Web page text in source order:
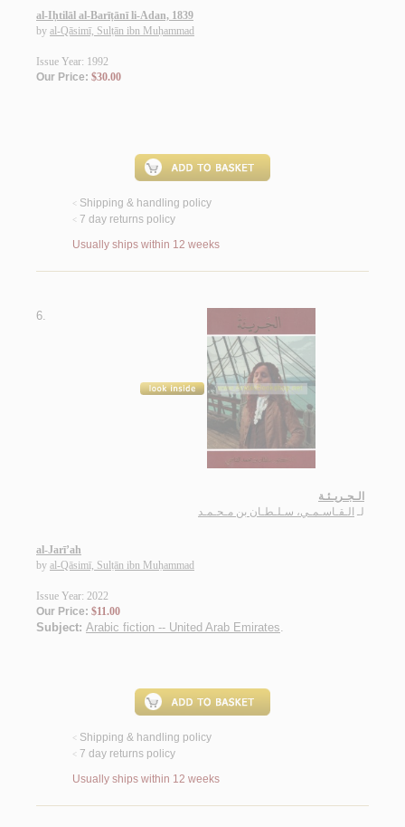
al-Iḥtilāl al-Barīṭānī li-Adan, 1839
by al-Qāsimī, Sulṭān ibn Muḥammad
Issue Year: 1992
Our Price: $30.00
< Shipping & handling policy
< 7 day returns policy
Usually ships within 12 weeks
6.
الـجـريـئـة
لـ الـقـاسـمـي، سـلـطـان بن مـحـمـد
al-Jarī’ah
by al-Qāsimī, Sulṭān ibn Muḥammad
Issue Year: 2022
Our Price: $11.00
Subject: Arabic fiction -- United Arab Emirates.
< Shipping & handling policy
< 7 day returns policy
Usually ships within 12 weeks